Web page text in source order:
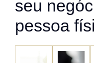
seu
pessoa